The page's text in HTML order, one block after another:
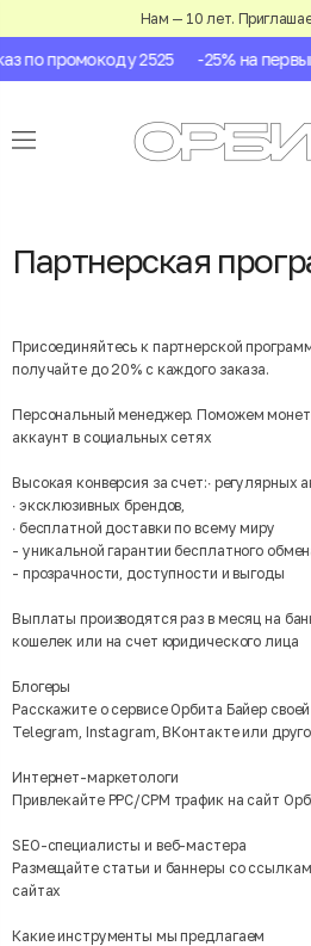
Нам — 10 лет.
по промокоду 2525 -25% на
Партнерская
Присоединяйтесь к партнерской
получайте до 20% с каждого заказа.
Персональный менеджер. Поможем
аккаунт в социальных сетях
Высокая конверсия за счет:∙ регулярных
∙ эксклюзивных брендов,
∙ бесплатной доставки по всему миру
- уникальной гарантии бесплатного
- прозрачности, доступности и выгоды
Выплаты производятся раз в месяц на
кошелек или на счет юридического лица
Блогеры
Расскажите о сервисе Орбита Байер
Telegram, Instagram, ВКонтакте или
Интернет-маркетологи
Привлекайте PPC/CPM трафик на сайт
SEO-специалисты и веб-мастера
Размещайте статьи и баннеры со
сайтах
Какие инструменты мы предлагаем